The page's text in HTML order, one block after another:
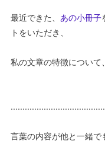
最近できた、あの小冊子
トをいただき、
私の文章の特徴について
言葉の内容が他と一緒で